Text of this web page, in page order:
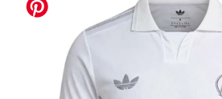
Retro
La Liga
Ligue 1